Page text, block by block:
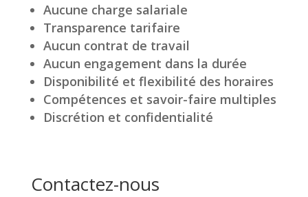
Aucune charge salariale
Transparence tarifaire
Aucun contrat de travail
Aucun engagement dans la durée
Disponibilité et flexibilité des horaires
Compétences et savoir-faire multiples
Discrétion et confidentialité
Contactez-nous